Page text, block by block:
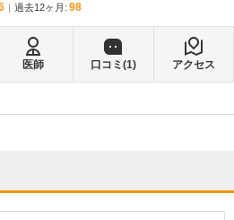
過去12ヶ月: 98
医師 口コミ(1) アクセス